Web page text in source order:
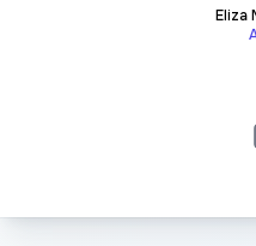
Eliza